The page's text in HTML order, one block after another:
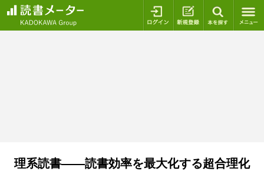
ログイン 新規登録
理系読書――読書効率を最大化する超合理化